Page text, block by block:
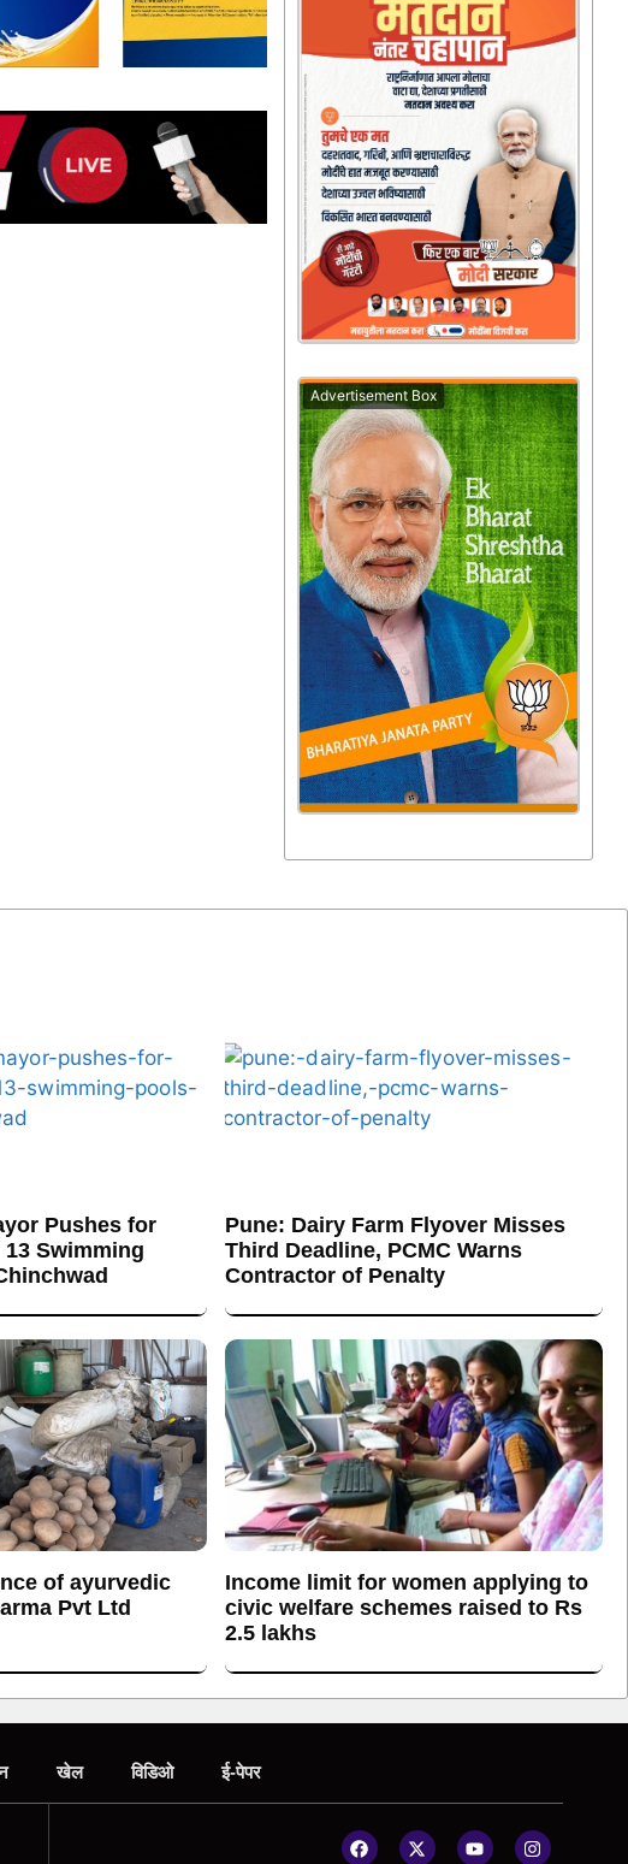
Advertisement Box
Pushes for
Swimming
Pune: Dairy Farm Flyover Misses
Third Deadline, PCMC Warns
Contractor of Penalty
of ayurvedic
Pvt Ltd
Income limit for women applying to
civic welfare schemes raised to Rs
2.5 lakhs
खेल विडिओ ई-पेपर